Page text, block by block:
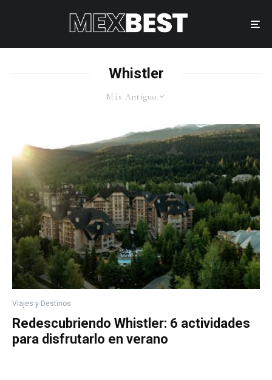
Whistler
Más Antiguo
Viajes y Destinos
Redescubriendo Whistler: 6 actividades
para disfrutarlo en verano